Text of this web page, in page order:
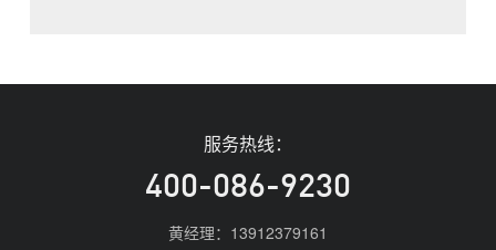
核心基础特性说明大王通风工业风扇
传统多台小风扇的分散布置方案，
2026年主流产品单台覆盖面积可达
1800㎡以上，整体.....
服务热线：
400-086-9230
黄经理：13912379161